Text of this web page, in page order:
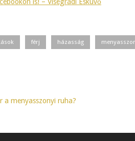
is! – Visegrádi Esküvő
férj házasság
a menyasszonyi ruha?